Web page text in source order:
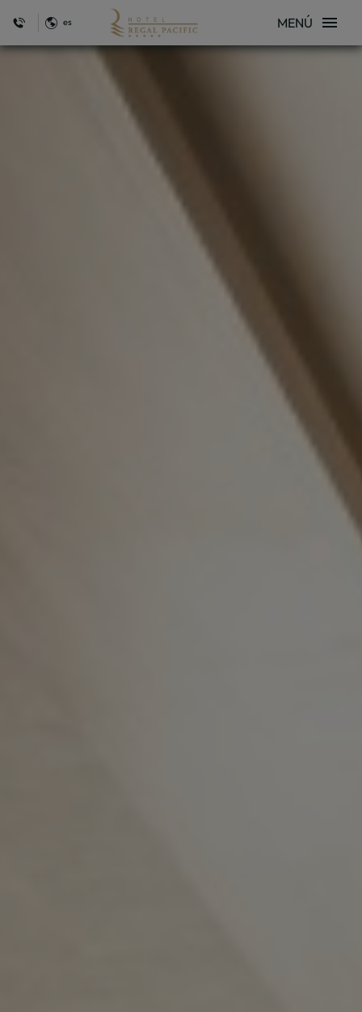
es MENÚ
Hotel Regal Pacific en Santiago de Chile. Web Oficial